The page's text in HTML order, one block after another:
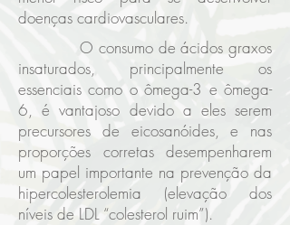
doenças cardiovasculares.
O consumo de ácidos graxos
insaturados, principalmente os
essenciais como o ômega-3 e ômega-
6, é vantajoso devido a eles serem
precursores de eicosanóides, e nas
proporções corretas desempenharem
um papel importante na prevenção da
hipercolesterolemia (elevação dos
níveis de LDL “colesterol ruim”).